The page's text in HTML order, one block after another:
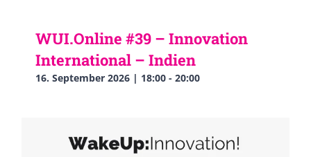
WUI.Online #39 – Innovation
International – Indien
16. September 2026 | 18:00 - 20:00